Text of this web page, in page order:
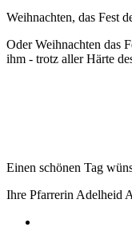
Weihnachten, das Fest
Oder Weihnachten das
ihm - trotz aller Härte
Einen schönen Tag
Ihre Pfarrerin Adelheid